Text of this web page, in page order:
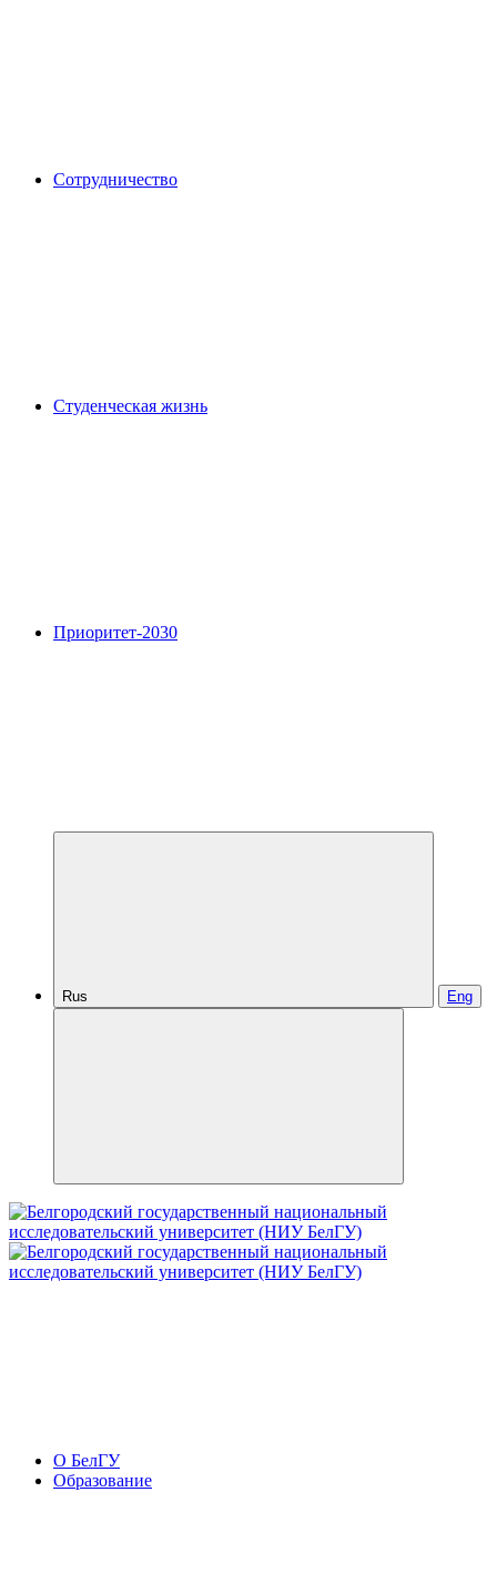
Сотрудничество
Студенческая жизнь
Приоритет-2030
Rus Eng
О БелГУ
Образование